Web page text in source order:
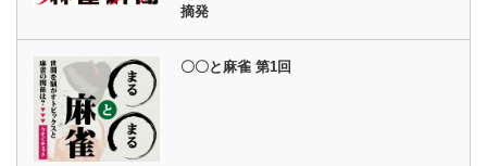
摘発
〇〇と麻雀 第1回